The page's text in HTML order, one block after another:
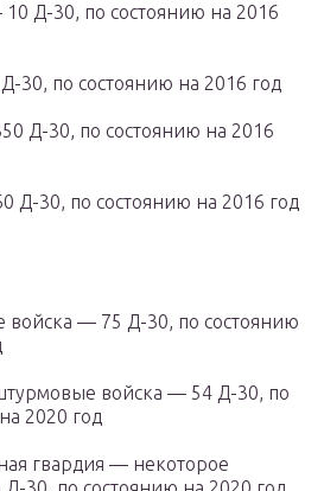
Д-30, по состоянию на 2016
30, по состоянию на 2016 год
Д-30, по состоянию на 2016
Д-30, по состоянию на 2016 год
войска — 75 Д-30, по состоянию
войска — 54 Д-30, по
2020 год
гвардия — некоторое